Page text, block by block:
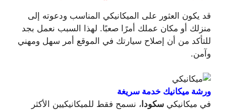
قد يكون العثور على الميكانيكي المناسب ودعوته إلى
منزلك أو مكان عملك أمرًا صعبًا. لهذا السبب نعمل بجد
للتأكد من أن إصلاح سيارتك في الموقع أمر سهل ومهني
وآمن.
ورشة ميكانيك خدمة سريغة
في ميكانيكي سكودا ، نسمح فقط للميكانيكيين الأكثر